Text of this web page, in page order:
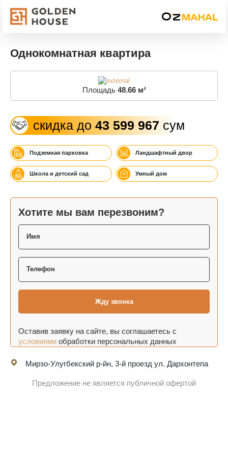
Однокомнатная квартира
Площадь 48.66 м²
скидка до 43 599 967 сум
Подземная парковка Ландшафтный двор
Школа и детский сад Умный дом
Хотите мы вам перезвоним?
Оставив заявку на сайте, вы соглашаетесь с
условиями обработки персональных данных
Мирзо-Улугбекский р-йн, 3-й проезд ул. Дархонтепа
Предложение не является публичной офертой